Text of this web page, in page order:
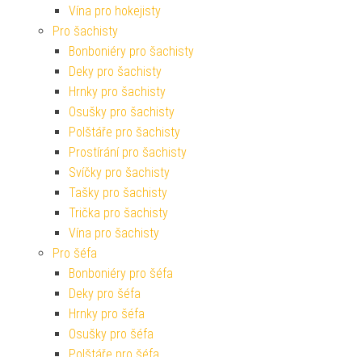
Vína pro hokejisty
Pro šachisty
Bonboniéry pro šachisty
Deky pro šachisty
Hrnky pro šachisty
Osušky pro šachisty
Polštáře pro šachisty
Prostírání pro šachisty
Svíčky pro šachisty
Tašky pro šachisty
Trička pro šachisty
Vína pro šachisty
Pro šéfa
Bonboniéry pro šéfa
Deky pro šéfa
Hrnky pro šéfa
Osušky pro šéfa